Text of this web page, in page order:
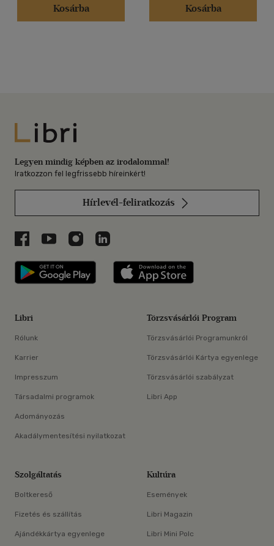
Kosárba
Kosárba
Libri
Legyen mindig képben az irodalommal!
Iratkozzon fel legfrissebb híreinkért!
Hírlevél-feliratkozás
Libri a Facebookon
Libri a Youtube-on
Libri az Instagramon
Libri a LinkedInen
Libri applikáció Szerezd meg: Google
Libri
Rólunk
Karrier
Impresszum
Társadalmi programok
Adományozás
Akadálymentesítési nyilatkozat
Törzsvásárlói Program
Törzsvásárlói Programunkról
Törzsvásárlói Kártya egyenlege
Törzsvásárlói szabályzat
Libri App
Szolgáltatás
Boltkereső
Fizetés és szállítás
Ajándékkártya egyenlege
Kultúra
Események
Libri Magazin
Libri Mini Polc